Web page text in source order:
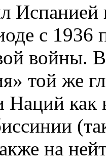
Испанией
с 1936
войны. В
той же
Наций как
на